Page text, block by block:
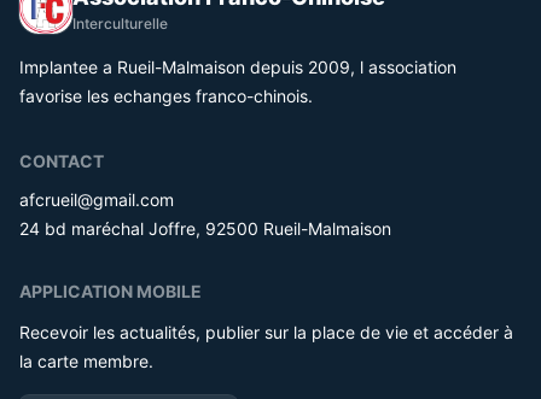
Interculturelle
Implantee a Rueil-Malmaison depuis 2009, l association
favorise les echanges franco-chinois.
CONTACT
afcrueil@gmail.com
24 bd maréchal Joffre, 92500 Rueil-Malmaison
APPLICATION MOBILE
Recevoir les actualités, publier sur la place de vie et accéder à
la carte membre.